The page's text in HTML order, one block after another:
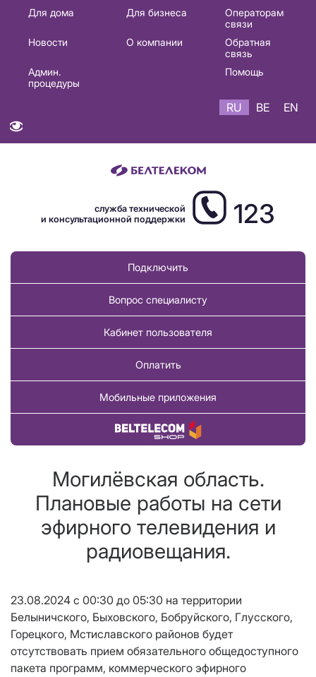
Основная
навигация
Для дома Для бизнеса
Операторам
связи
Новости
О компании
Обратная
связь
Админ.
процедуры
Помощь
RU BE EN
служба технической
и консультационной поддержки
123
Подключить
Вопрос специалисту
Кабинет пользователя
Оплатить
Мобильные приложения
Купить товар
Могилёвская область.
Плановые работы на сети
эфирного телевидения и
радиовещания.
23.08.2024 с 00:30 до 05:30 на территории
Белыничского, Быховского, Бобруйского, Глусского,
Горецкого, Мстиславского районов будет
отсутствовать прием обязательного общедоступного
пакета программ, коммерческого эфирного